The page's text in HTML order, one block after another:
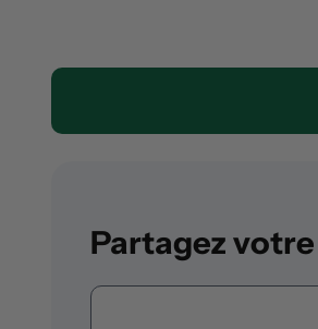
Partagez
Commentaire